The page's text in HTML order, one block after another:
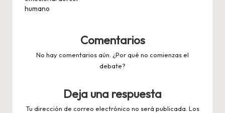
humano
Comentarios
No hay comentarios aún. ¿Por qué no comienzas el
debate?
Deja una respuesta
Tu dirección de correo electrónico no será publicada. Los